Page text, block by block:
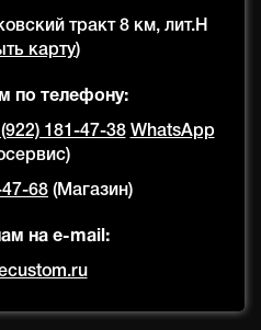
тракт 8 км, лит.Н
карту)
по телефону:
181-47-38 WhatsApp
47-68 (Магазин)
на e-mail: